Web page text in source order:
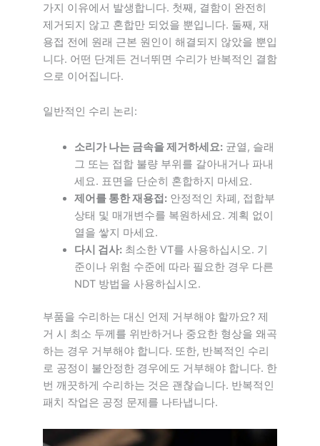
가지 이유에서 발생합니다. 첫째, 결함이 완전히
제거되지 않고 혼합만 되었을 뿐입니다. 둘째, 재
용접 전에 원래 근본 원인이 해결되지 않았을 뿐입
니다. 어떤 단계든 건너뛰면 수리가 반복적인 결함
으로 이어집니다.
일반적인 수리 논리:
소리가 나는 금속을 제거하세요:균열, 슬래
그 또는 접합 불량 부위를 갈아내거나 파내
세요. 표면을 단순히 혼합하지 마세요.
제어를 통한 재용접:안정적인 차폐, 접합부
상태 및 매개변수를 복원하세요. 계획 없이
열을 쌓지 마세요.
다시 검사:최소한 VT를 사용하십시오. 기
준이나 위험 수준에 따라 필요한 경우 다른
NDT 방법을 사용하십시오.
부품을 수리하는 대신 언제 거부해야 할까요? 제
거 시 최소 두께를 위반하거나 중요한 형상을 왜곡
하는 경우 거부해야 합니다. 또한, 반복적인 수리
로 공정이 불안정한 경우에도 거부해야 합니다. 한
번 깨끗하게 수리하는 것은 괜찮습니다. 반복적인
패치 작업은 공정 문제를 나타냅니다.